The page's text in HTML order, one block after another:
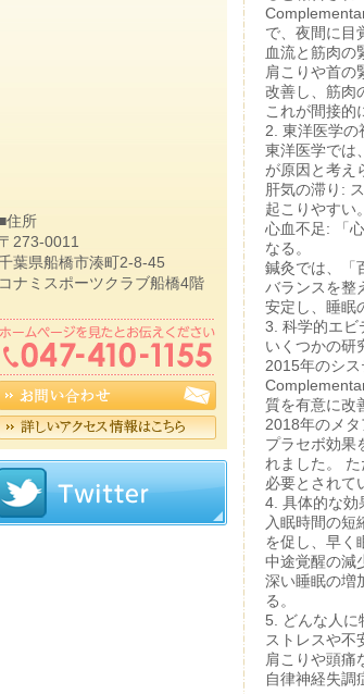
で、夜間に目
血流と筋肉の
肩こりや首の
改善し、筋肉
これが間接的
2. 東洋医学の
東洋医学では
が原因と考え
肝気の滞り :
起こりやすい。
心血不足: 「
なる。
鍼灸では、「
バランスを整
安定し、睡眠
3. 科学的エビ
いくつかの研
2015年のシ
質を有意に改
2018年のメタ
プラセボ効果
れました。
必要とされて
4. 具体的な効
入眠時間の短
を促し、早く
中途覚醒の減
深い睡眠の増
る。
5.
どんな人に
ストレスや不
肩こりや頭痛
自律神経失調
住所
〒273-0011
葉県船橋市湊町2-8-45
コナミスポーツクラブ船橋4階